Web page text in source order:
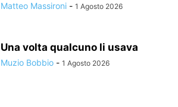
Matteo Massironi - 1 Agosto 2026
Una volta qualcuno li usava
Muzio Bobbio - 1 Agosto 2026